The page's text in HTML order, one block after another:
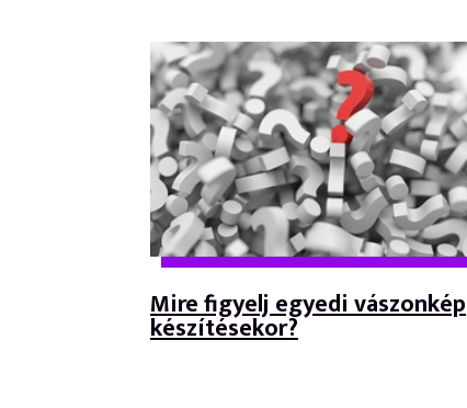
Mire figyelj egyedi vászonkép
készítésekor?